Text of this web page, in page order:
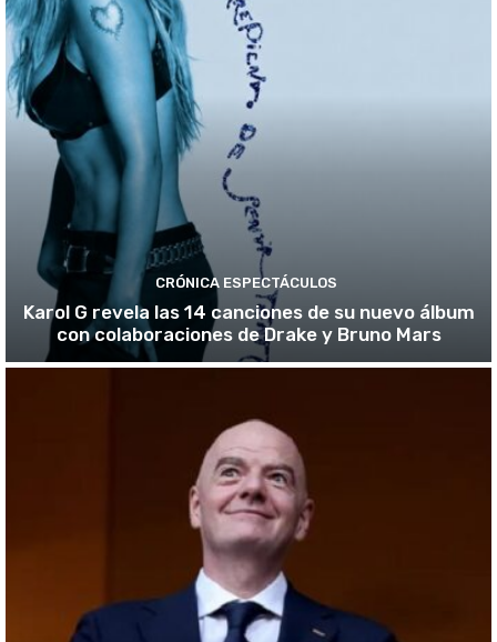
CRÓNICA ESPECTÁCULOS
Karol G revela las 14 canciones de su nuevo álbum
con colaboraciones de Drake y Bruno Mars